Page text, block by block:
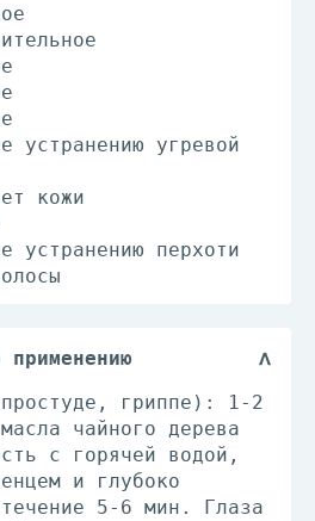
устранению угревой
кожи
устранению перхоти
применению
гриппе): 1-2
чайного дерева
с горячей водой,
и глубоко
5-6 мин. Глаза